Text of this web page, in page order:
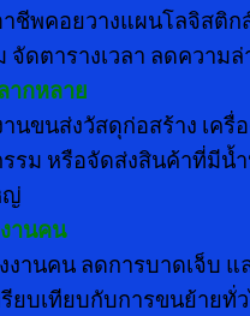
ชีพคอยวางแผนโลจิสติก
จัดตารางเวลา ลดความล่
ากหลาย
นขนส่งวัสดุก่อสร้าง เครื่
รม หรือจัดส่งสินค้าที่มีน้
ญ่
านคน
งานคน ลดการบาดเจ็บ แ
รียบเทียบกับการขนย้ายทั่